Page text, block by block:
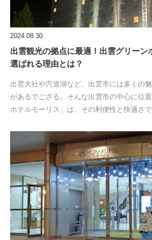
2024.08.30
出雲観光の拠点に最適！出雲グリーン
選ばれる理由とは？
出雲大社や宍道湖など、出雲市には多くの
があるでござる。そんな出雲市の中心に位
ホテルモーリス」は、その利便性と快適さ